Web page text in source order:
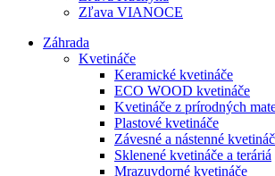
Zľava VIANOCE
Záhrada
Kvetináče
Keramické kvetináče
ECO WOOD kvetináče
Kvetináče z prírodných
Plastové kvetináče
Závesné a nástenné
Sklenené kvetináče a teráriá
Mrazuvdorné kvetináče